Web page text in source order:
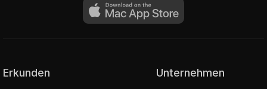
Erkunden Unternehmen